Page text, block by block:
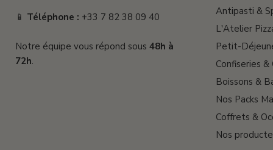
📱 Téléphone : +33 7 82 38 09 40
Notre équipe vous répond sous 48h à
72h.
Antipasti &
L'Atelier
Petit-
Confiseries
Boissons &
Nos Packs
Coffrets &
Nos